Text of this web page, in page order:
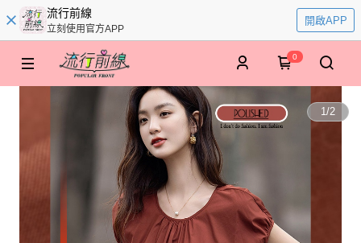
流行前線
立刻使用官方APP
開啟APP
0
1/2